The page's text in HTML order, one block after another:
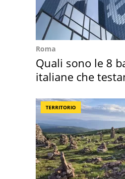
Roma
Quali sono le 8
italiane che
TERRITORIO